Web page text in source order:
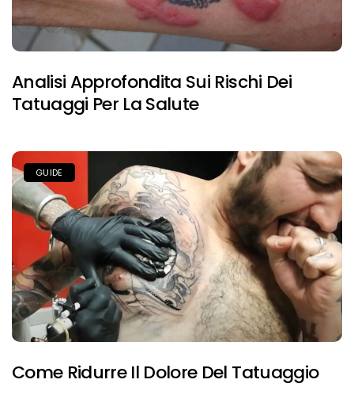
Analisi Approfondita Sui Rischi Dei
Tatuaggi Per La Salute
GUIDE
Come Ridurre Il Dolore Del Tatuaggio